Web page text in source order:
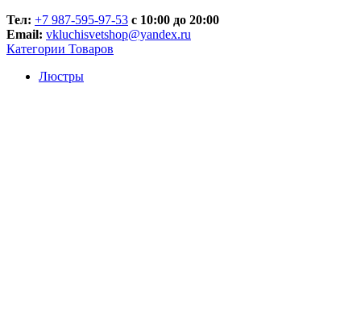
Тел: +7 987-595-97-53 с 10:00 до 20:00
Email: vkluchisvetshop@yandex.ru
Категории Товаров
Люстры